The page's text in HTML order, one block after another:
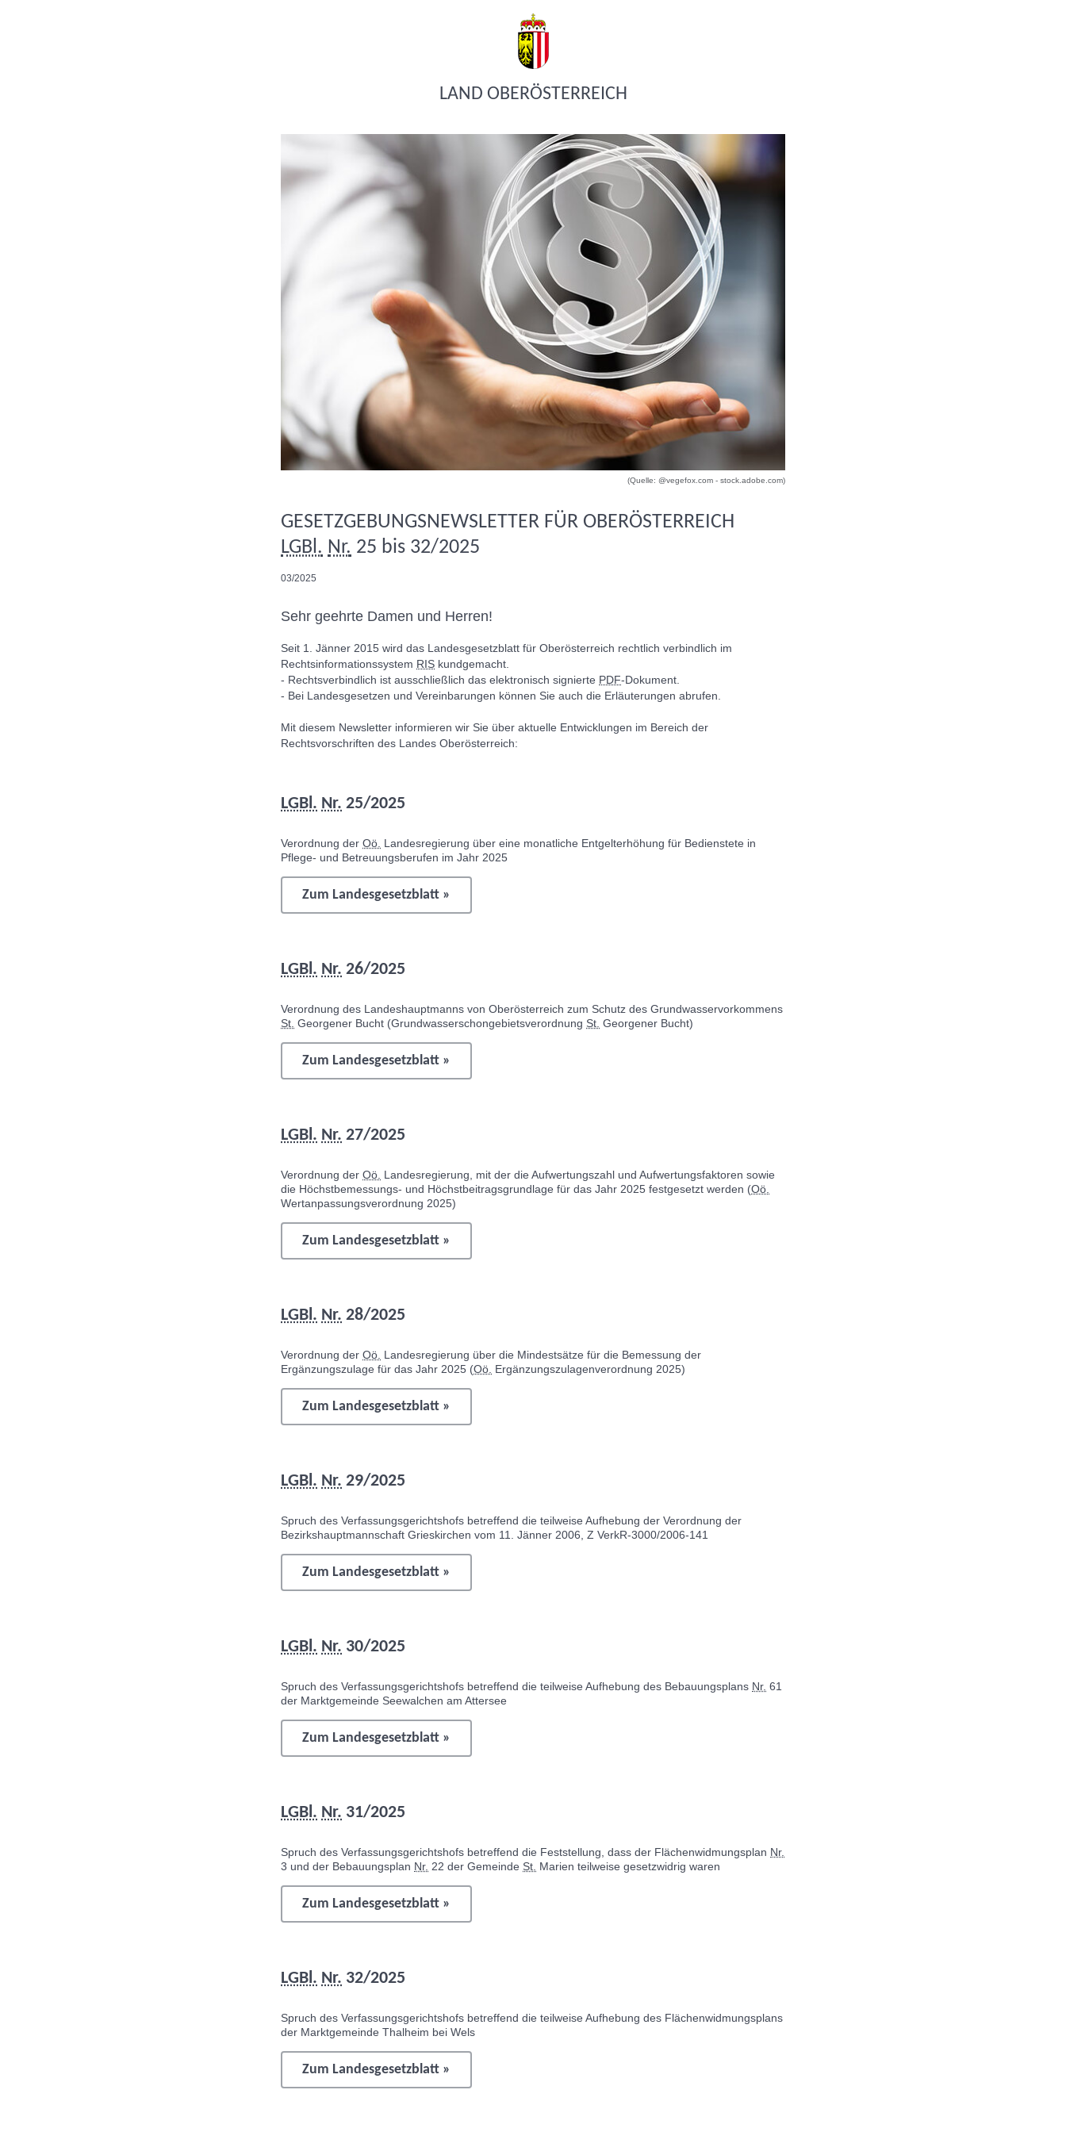
LAND OBERÖSTERREICH
(Quelle: @vegefox.com - stock.adobe.com)
GESETZGEBUNGSNEWSLETTER FÜR OBERÖSTERREICH
LGBl. Nr. 25 bis 32/2025
03/2025
Sehr geehrte Damen und Herren!
Seit 1. Jänner 2015 wird das Landesgesetzblatt für Oberösterreich rechtlich verbindlich im
Rechtsinformationssystem RIS kundgemacht.
- Rechtsverbindlich ist ausschließlich das elektronisch signierte PDF-Dokument.
- Bei Landesgesetzen und Vereinbarungen können Sie auch die Erläuterungen abrufen.
Mit diesem Newsletter informieren wir Sie über aktuelle Entwicklungen im Bereich der
Rechtsvorschriften des Landes Oberösterreich:
LGBl. Nr. 25/2025
Verordnung der Oö. Landesregierung über eine monatliche Entgelterhöhung für Bedienstete in
Pflege- und Betreuungsberufen im Jahr 2025
Zum Landesgesetzblatt »
LGBl. Nr. 26/2025
Verordnung des Landeshauptmanns von Oberösterreich zum Schutz des Grundwasservorkommens
St. Georgener Bucht (Grundwasserschongebietsverordnung St. Georgener Bucht)
Zum Landesgesetzblatt »
LGBl. Nr. 27/2025
Verordnung der Oö. Landesregierung, mit der die Aufwertungszahl und Aufwertungsfaktoren sowie
die Höchstbemessungs- und Höchstbeitragsgrundlage für das Jahr 2025 festgesetzt werden (Oö.
Wertanpassungsverordnung 2025)
Zum Landesgesetzblatt »
LGBl. Nr. 28/2025
Verordnung der Oö. Landesregierung über die Mindestsätze für die Bemessung der
Ergänzungszulage für das Jahr 2025 (Oö. Ergänzungszulagenverordnung 2025)
Zum Landesgesetzblatt »
LGBl. Nr. 29/2025
Spruch des Verfassungsgerichtshofs betreffend die teilweise Aufhebung der Verordnung der
Bezirkshauptmannschaft Grieskirchen vom 11. Jänner 2006, Z VerkR-3000/2006-141
Zum Landesgesetzblatt »
LGBl. Nr. 30/2025
Spruch des Verfassungsgerichtshofs betreffend die teilweise Aufhebung des Bebauungsplans Nr. 61
der Marktgemeinde Seewalchen am Attersee
Zum Landesgesetzblatt »
LGBl. Nr. 31/2025
Spruch des Verfassungsgerichtshofs betreffend die Feststellung, dass der Flächenwidmungsplan Nr.
3 und der Bebauungsplan Nr. 22 der Gemeinde St. Marien teilweise gesetzwidrig waren
Zum Landesgesetzblatt »
LGBl. Nr. 32/2025
Spruch des Verfassungsgerichtshofs betreffend die teilweise Aufhebung des Flächenwidmungsplans
der Marktgemeinde Thalheim bei Wels
Zum Landesgesetzblatt »